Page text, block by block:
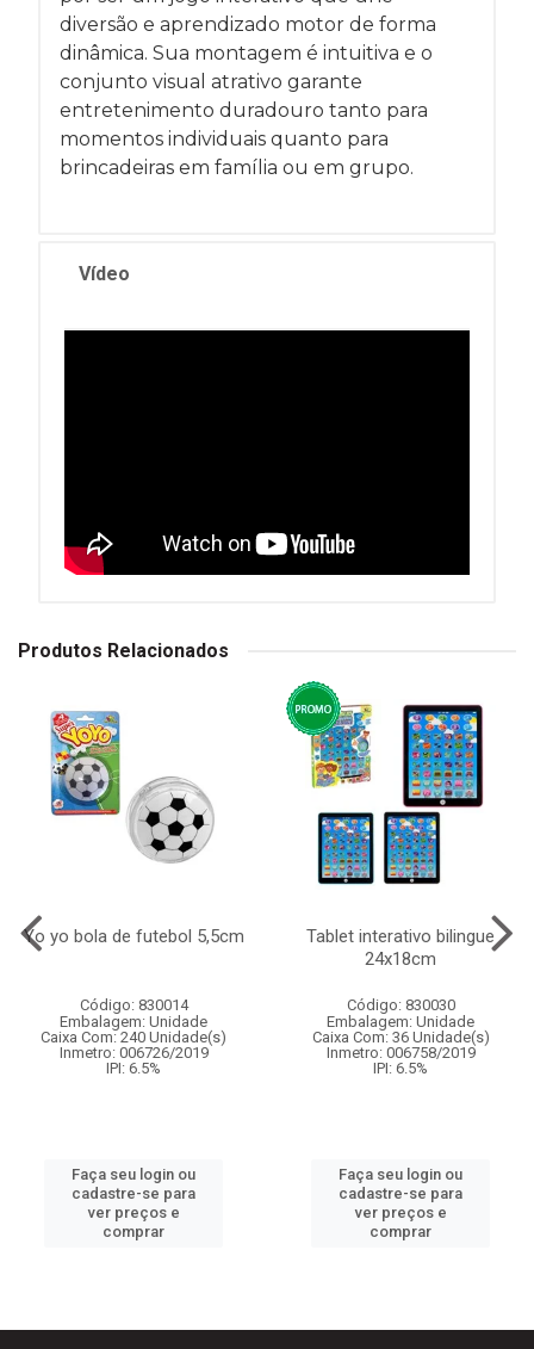
diversão e aprendizado motor de forma
dinâmica. Sua montagem é intuitiva e o
conjunto visual atrativo garante
entretenimento duradouro tanto para
momentos individuais quanto para
brincadeiras em família ou em grupo.
Vídeo
Produtos Relacionados
Yo yo bola de futebol 5,5cm
Código: 830014
Embalagem: Unidade
Caixa Com: 240 Unidade(s)
Inmetro: 006726/2019
IPI: 6.5%
Faça seu login ou
cadastre-se para
ver preços e
comprar
Tablet interativo bilingue
24x18cm
Código: 830030
Embalagem: Unidade
Caixa Com: 36 Unidade(s)
Inmetro: 006758/2019
IPI: 6.5%
Faça seu login ou
cadastre-se para
ver preços e
comprar